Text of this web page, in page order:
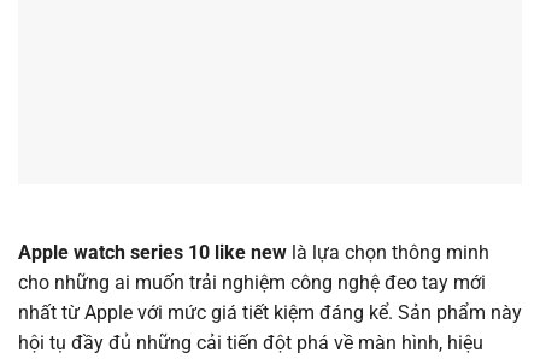
Apple watch series 10 like new là lựa chọn thông minh
cho những ai muốn trải nghiệm công nghệ đeo tay mới
nhất từ Apple với mức giá tiết kiệm đáng kể. Sản phẩm này
hội tụ đầy đủ những cải tiến đột phá về màn hình, hiệu